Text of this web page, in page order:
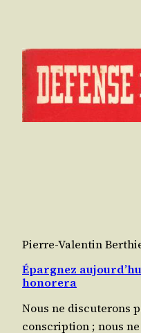
Pierre-Valentin
Épargnez
honorera
Nous ne dis­cu­te­rons
conscrip­tion ; nous